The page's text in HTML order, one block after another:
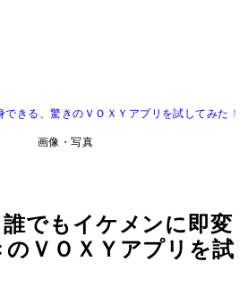
きる、驚きのＶＯＸＹアプリを試してみた！
画像・写真
誰でもイケメンに即変
ＶＯＸＹアプリを試